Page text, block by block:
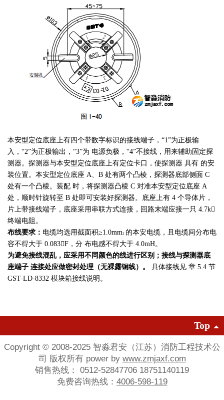
本安型定位底座上有四个带数字标识的接线端子，“1”为正极输
入，“2”为正极输出，“3”为 电源负极，“4”不接线，用来辅助固定探
测器。探测器与本安型定位底座上有定位卡口，使探测器 具有 的安
装位置。本安型定位底座 A、B 处有两个凸棱，探测器底部侧面 C
处有一个凸棱。装配 时，将探测器凸棱 C 对准本安型定位底座 A
处，顺时针旋转至 B 处即可安装好探测器。底座上有 4 个导体片，
片上带接线端子，底座采用串联方式连接，回路末端应接一只 4.7k
终端电阻。
布线要求： 电缆均选用截面积≥1.0mm2 的本安电缆，且电缆间分布电
容不得大于 0.083F，分 布电感不得大于 4.0mH。
为避免接线混乱，应采用不同颜色的线进行区别；接线与探测器底
座端子 连接处应做密封处理（无裸露铜线）。 具体接线见 章 5.4 节
GST-LD-8332 模块箱接线说明。
Top
Copyright © 2008-2025 智淼君安（江苏）消防工程技术公
司 版权所有 power by www.zmjaxf.com
销售热线： 0512-52847706 18751140119
免费咨询热线： 4006-598-119